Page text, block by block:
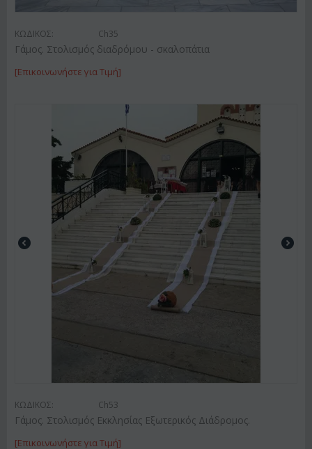
ΚΩΔΙΚΟΣ: Ch35
Γάμος. Στολισμός διαδρόμου - σκαλοπάτια
[Επικοινωνήστε για Τιμή]
ΚΩΔΙΚΟΣ: Ch53
Γάμος. Στολισμός Εκκλησίας Εξωτερικός Διάδρομος.
[Επικοινωνήστε για Τιμή]